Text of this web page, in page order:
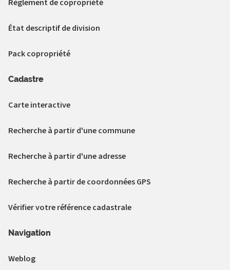
État descriptif de division
Pack copropriété
Cadastre
Carte interactive
Recherche à partir d'une commune
Recherche à partir d'une adresse
Recherche à partir de coordonnées GPS
Vérifier votre référence cadastrale
Navigation
Weblog